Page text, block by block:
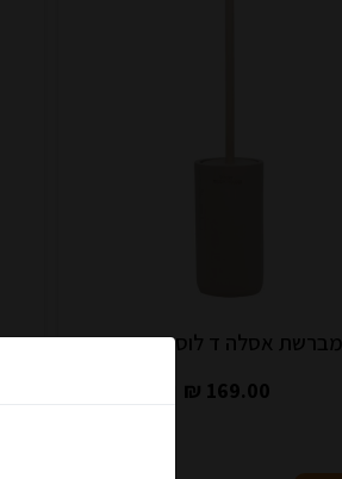
מברשת אסלה ד לוסי קשמיר
169.00 ₪